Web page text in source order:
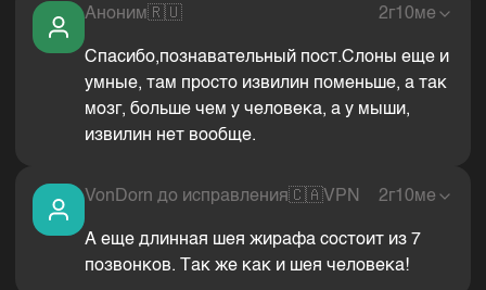
Аноним🇷🇺 2г10ме
Спасибо,познавательный пост.Слоны еще и
умные, там просто извилин поменьше, а так
мозг, больше чем у человека, а у мыши,
извилин нет вообще.
VonDorn до исправления🇨🇦VPN 2г10ме
А еще длинная шея жирафа состоит из 7
позвонков. Так же как и шея человека!